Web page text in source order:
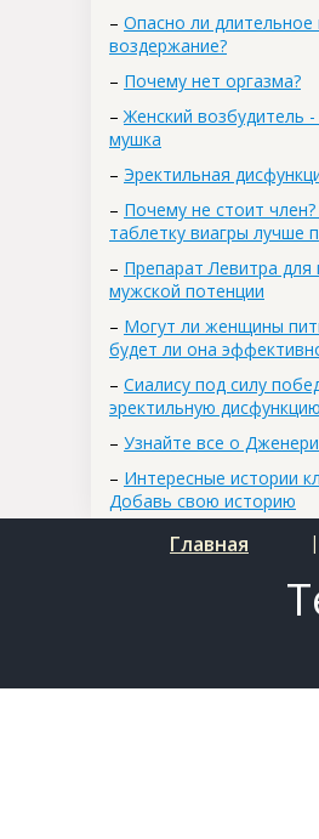
– Опасно ли длительное
воздержание?
– Почему нет оргазма?
–Женский возбудитель
мушка
– Эректильная
– Почему не стоит
таблетку виагры лучше
– Препарат Левитра
мужской потенции
– Могут ли женщины
будет ли она
– Сиалису под силу
эректильную дисфункцию
– Узнайте все о
– Интересные истории
Добавь свою историю
Главная |